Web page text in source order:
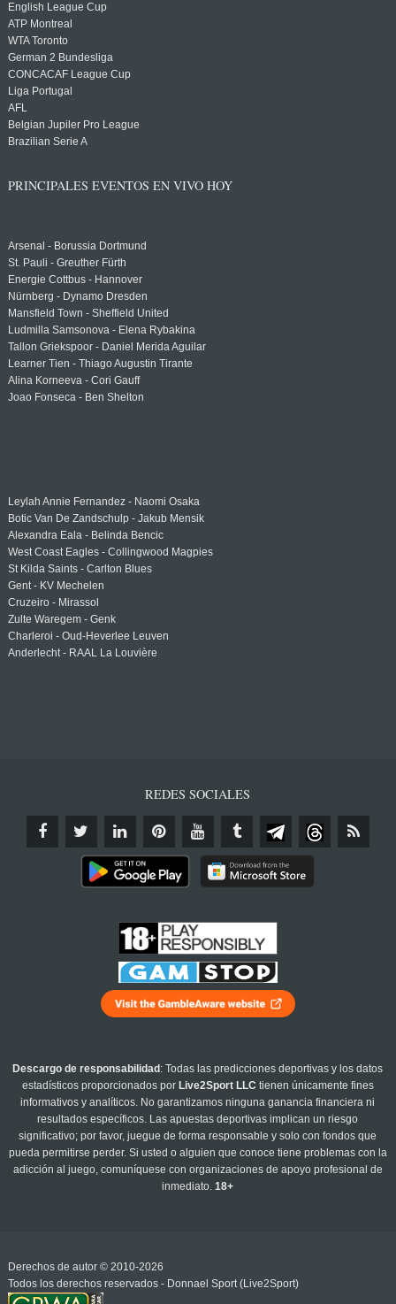
English League Cup
ATP Montreal
WTA Toronto
German 2 Bundesliga
CONCACAF League Cup
Liga Portugal
AFL
Belgian Jupiler Pro League
Brazilian Serie A
PRINCIPALES EVENTOS EN VIVO HOY
Arsenal - Borussia Dortmund
St. Pauli - Greuther Fürth
Energie Cottbus - Hannover
Nürnberg - Dynamo Dresden
Mansfield Town - Sheffield United
Ludmilla Samsonova - Elena Rybakina
Tallon Griekspoor - Daniel Merida Aguilar
Learner Tien - Thiago Augustin Tirante
Alina Korneeva - Cori Gauff
Joao Fonseca - Ben Shelton
Leylah Annie Fernandez - Naomi Osaka
Botic Van De Zandschulp - Jakub Mensik
Alexandra Eala - Belinda Bencic
West Coast Eagles - Collingwood Magpies
St Kilda Saints - Carlton Blues
Gent - KV Mechelen
Cruzeiro - Mirassol
Zulte Waregem - Genk
Charleroi - Oud-Heverlee Leuven
Anderlecht - RAAL La Louvière
REDES SOCIALES
Descargo de responsabilidad : Todas las predicciones deportivas y los datos
estadísticos proporcionados por Live2Sport LLC tienen únicamente fines
informativos y analíticos. No garantizamos ninguna ganancia financiera ni
resultados específicos. Las apuestas deportivas implican un riesgo
significativo; por favor, juegue de forma responsable y solo con fondos que
pueda permitirse perder. Si usted o alguien que conoce tiene problemas con la
adicción al juego, comuníquese con organizaciones de apoyo profesional de
inmediato.18+
Derechos de autor © 2010-2026
Todos los derechos reservados - Donnael Sport (Live2Sport)